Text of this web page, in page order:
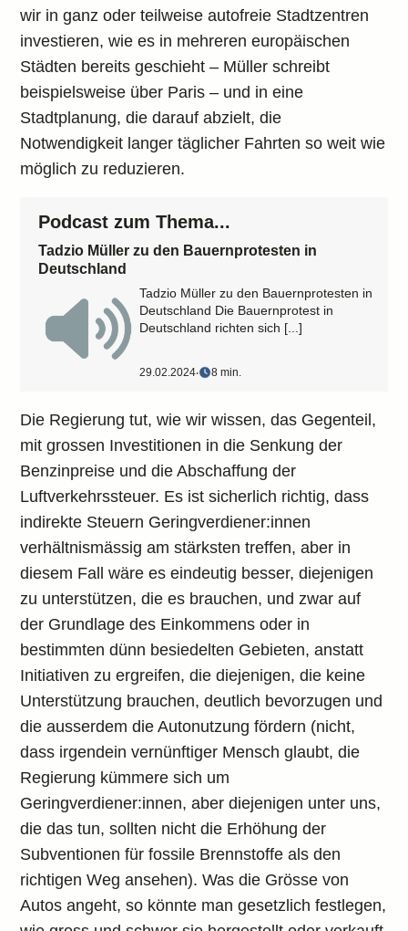
wir in ganz oder teilweise autofreie Stadtzentren
investieren, wie es in mehreren europäischen
Städten bereits geschieht – Müller schreibt
beispielsweise über Paris – und in eine
Stadtplanung, die darauf abzielt, die
Notwendigkeit langer täglicher Fahrten so weit wie
möglich zu reduzieren.
Podcast zum Thema...
Tadzio Müller zu den Bauernprotesten in
Deutschland
Tadzio Müller zu den Bauernprotesten in
Deutschland Die Bauernprotest in
Deutschland richten sich [...]
29.02.2024‧ 8 min.
Die Regierung tut, wie wir wissen, das Gegenteil,
mit grossen Investitionen in die Senkung der
Benzinpreise und die Abschaffung der
Luftverkehrssteuer. Es ist sicherlich richtig, dass
indirekte Steuern Geringverdiener:innen
verhältnismässig am stärksten treffen, aber in
diesem Fall wäre es eindeutig besser, diejenigen
zu unterstützen, die es brauchen, und zwar auf
der Grundlage des Einkommens oder in
bestimmten dünn besiedelten Gebieten, anstatt
Initiativen zu ergreifen, die diejenigen, die keine
Unterstützung brauchen, deutlich bevorzugen und
die ausserdem die Autonutzung fördern (nicht,
dass irgendein vernünftiger Mensch glaubt, die
Regierung kümmere sich um
Geringverdiener:innen, aber diejenigen unter uns,
die das tun, sollten nicht die Erhöhung der
Subventionen für fossile Brennstoffe als den
richtigen Weg ansehen). Was die Grösse von
Autos angeht, so könnte man gesetzlich festlegen,